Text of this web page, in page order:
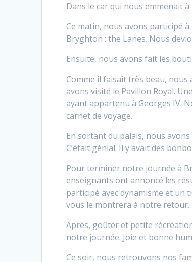
Dans le car qui nous emmenait
Ce matin, nous avons participé
Bryghton : the Lanes. Nous
Ensuite, nous avons fait les
Comme il faisait très beau,
avons visité le Pavillon Royal.
ayant appartenu à Georges IV.
carnet de voyage.
En sortant du palais, nous
C’était génial. Il y avait des
Pour terminer notre journée à
enseignants ont annoncé les
participé avec dynamisme et un
vous le montrera à notre retour.
Après, goûter et petite
notre journée. Joie et bonne
Ce soir, nous retrouvons nos